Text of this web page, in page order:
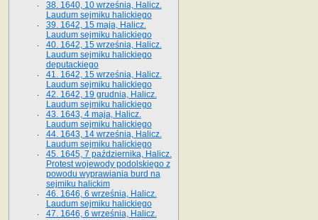
38. 1640, 10 września, Halicz.
Laudum sejmiku halickiego
39. 1642, 15 maja, Halicz.
Laudum sejmiku halickiego
40. 1642, 15 września, Halicz.
Laudum sejmiku halickiego
deputackiego
41. 1642, 15 września, Halicz.
Laudum sejmiku halickiego
42. 1642, 19 grudnia, Halicz.
Laudum sejmiku halickiego
43. 1643, 4 maja, Halicz.
Laudum sejmiku halickiego
44. 1643, 14 września, Halicz.
Laudum sejmiku halickiego
45. 1645, 7 października, Halicz.
Protest wojewody podolskiego z
powodu wyprawiania burd na
sejmiku halickim
46. 1646, 6 września, Halicz.
Laudum sejmiku halickiego
47. 1646, 6 września, Halicz.